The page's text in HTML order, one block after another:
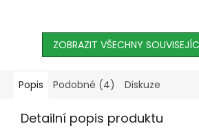
součástí balení.
ZOBRAZIT VŠECHNY
Popis Podobné (4) Diskuze
Detailní popis produktu